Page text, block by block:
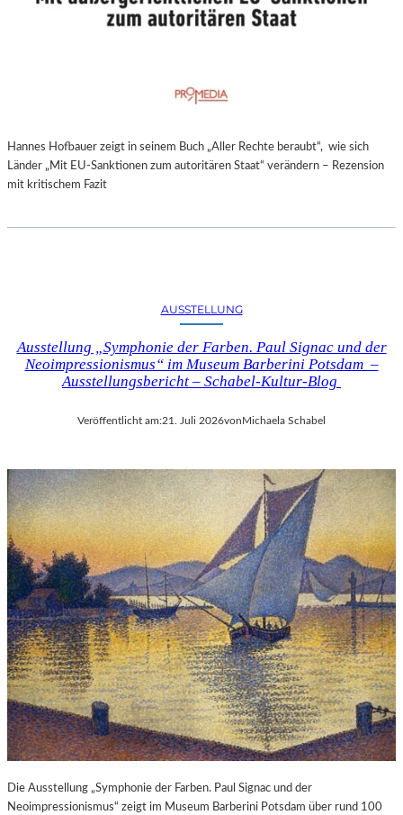
Hannes Hofbauer zeigt in seinem Buch „Aller Rechte beraubt“, wie sich
Länder „Mit EU-Sanktionen zum autoritären Staat“ verändern – Rezension
mit kritischem Fazit
AUSSTELLUNG
Ausstellung „Symphonie der Farben. Paul Signac und der
Neoimpressionismus“ im Museum Barberini Potsdam –
Ausstellungsbericht – Schabel-Kultur-Blog
Veröffentlicht am:21. Juli 2026vonMichaela Schabel
Die Ausstellung „Symphonie der Farben. Paul Signac und der
Neoimpressionismus“ zeigt im Museum Barberini Potsdam über rund 100